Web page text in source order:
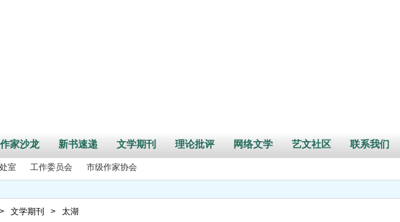
作家沙龙 新书速递 文学期刊 理论批评 网络文学 艺文社区 联系我们
室 工作委员会 市级作家协会
> 文学期刊 > 太湖